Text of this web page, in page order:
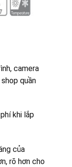
camera
quần
khi lắp
của
rõ hơn cho